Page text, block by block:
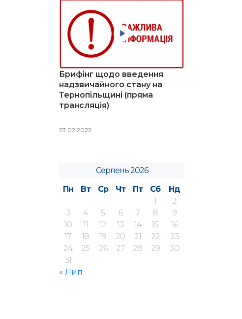
Брифінг щодо введення
надзвичайного стану на
Тернопільщині (пряма
трансляція)
23.02.2022
Серпень 2026
Пн
Вт Ср Чт Пт Сб
Нд
1
2
3
4 5 6 7 8
9
10
11 12 13 14 15
16
17
18 19 20 21 22
23
24
25 26 27 28 29
30
31
« Лип